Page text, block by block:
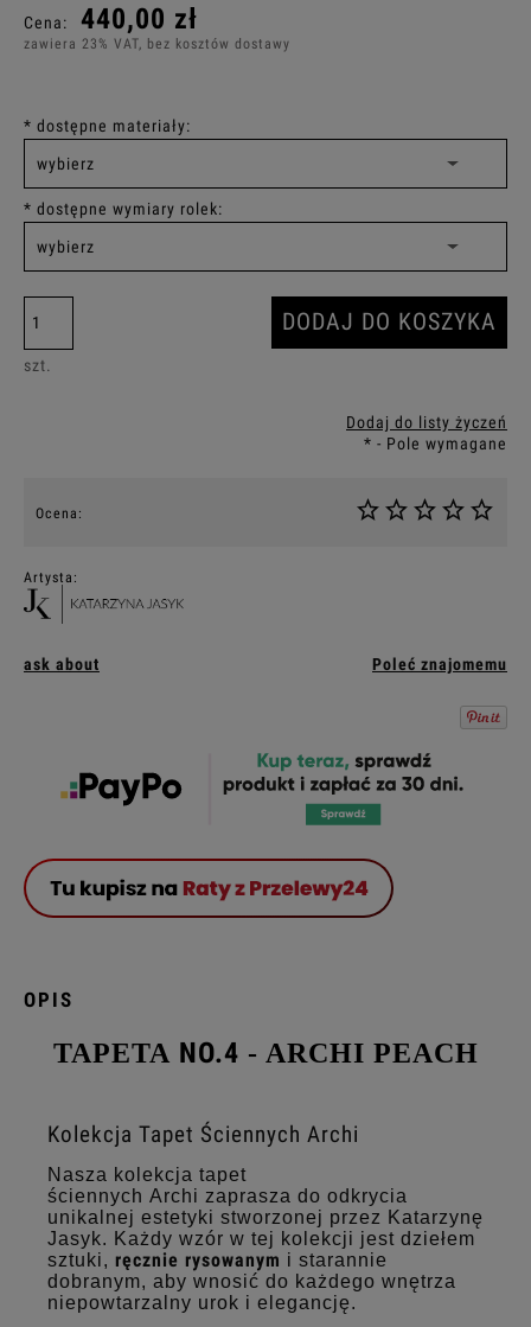
Cena: 440,00 zł
zawiera 23% VAT, bez kosztów dostawy
* dostępne materiały:
* dostępne wymiary rolek:
szt.
DODAJ DO KOSZYKA
Dodaj do listy życzeń
* - Pole wymagane
Ocena:
Artysta:
ask about Poleć znajomemu
OPIS
TAPETA NO.4 - ARCHI PEACH
Kolekcja Tapet Ściennych Archi
Nasza kolekcja tapet
ściennych Archi zaprasza do odkrycia
unikalnej estetyki stworzonej przez Katarzynę
Jasyk. Każdy wzór w tej kolekcji jest dziełem
sztuki, ręcznie rysowanym i starannie
dobranym, aby wnosić do każdego wnętrza
niepowtarzalny urok i elegancję.